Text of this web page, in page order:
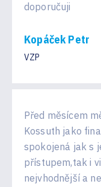
doporučuji
Kopáček Petr
VZP
Před měsícem
Kossuth jako
spokojená jak s
přístupem,tak i
nejvhodnější a